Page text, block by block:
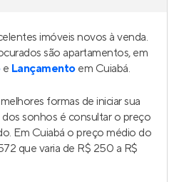
imóveis novos à venda.
são apartamentos, em
e Lançamento em Cuiabá.
formas de iniciar sua
sonhos é consultar o preço
Em Cuiabá o preço médio do
que varia de R$ 250 a R$